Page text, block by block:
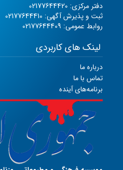
دفتر مرکزی: 02177644420
ثبت و پذیرش آگهی: 02177644410
روابط عمومی: 02177644409
لینک های کاربردی
درباره ما
تماس با ما
برنامه‌های آینده